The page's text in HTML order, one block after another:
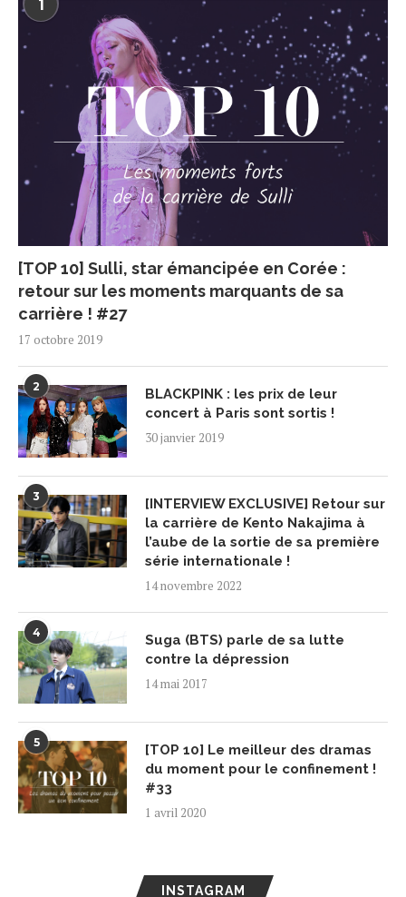
1
[TOP 10] Sulli, star émancipée en Corée :
retour sur les moments marquants de sa
carrière ! #27
17 octobre 2019
2
BLACKPINK : les prix de leur
concert à Paris sont sortis !
30 janvier 2019
3
[INTERVIEW EXCLUSIVE] Retour sur
la carrière de Kento Nakajima à
l’aube de la sortie de sa première
série internationale !
14 novembre 2022
4
Suga (BTS) parle de sa lutte
contre la dépression
14 mai 2017
5
[TOP 10] Le meilleur des dramas
du moment pour le confinement !
#33
1 avril 2020
INSTAGRAM